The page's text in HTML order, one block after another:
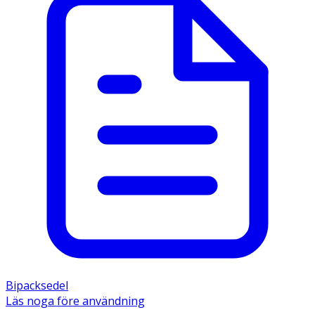
Bipacksedel
Läs noga före användning